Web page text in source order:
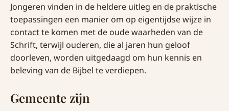
Jongeren vinden in de heldere uitleg en de praktische
toepassingen een manier om op eigentijdse wijze in
contact te komen met de oude waarheden van de
Schrift, terwijl ouderen, die al jaren hun geloof
doorleven, worden uitgedaagd om hun kennis en
beleving van de Bijbel te verdiepen.
Gemeente zijn